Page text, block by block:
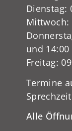
Dienstag:
Mittwoch:
und
Freitag:
Termine
Alle